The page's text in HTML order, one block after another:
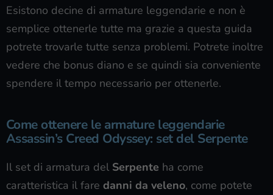
Esistono decine di armature leggendarie e non è
semplice ottenerle tutte ma grazie a questa guida
potrete trovarle tutte senza problemi. Potrete inoltre
vedere che bonus diano e se quindi sia conveniente
spendere il tempo necessario per ottenerle.
Come ottenere le armature leggendarie
Assassin’s Creed Odyssey: set del Serpente
Il set di armatura del Serpente ha come
caratteristica il fare danni da veleno, come potete